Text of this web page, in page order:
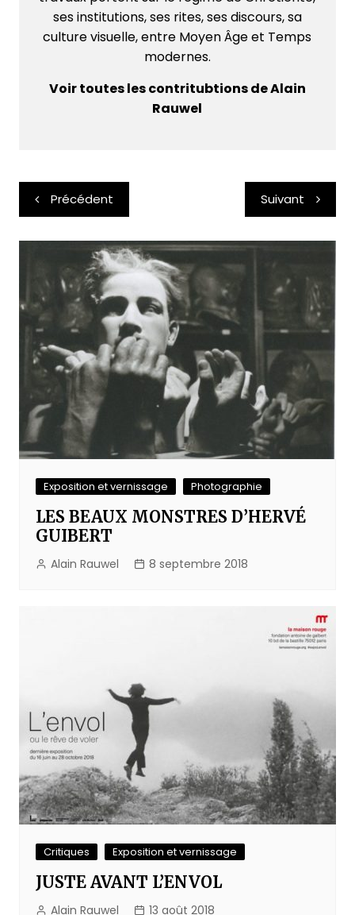
ses institutions, ses rites, ses discours, sa
culture visuelle, entre Moyen Âge et Temps
modernes.
Voir toutes les contritubtions de Alain
Rauwel
Navigation
de
l’article
Précédent Suivant
Exposition et vernissage Photographie
LES BEAUX MONSTRES D’HERVÉ
GUIBERT
Alain Rauwel 8 septembre 2018
Critiques Exposition et vernissage
JUSTE AVANT L’ENVOL
Alain Rauwel 13 août 2018